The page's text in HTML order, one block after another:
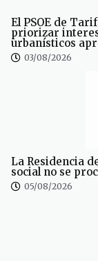
El PSOE de
priorizar
urbanísticos
03/08/2026
La Residencia
social no se
05/08/2026